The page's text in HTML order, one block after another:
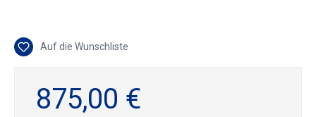
Auf die Wunschliste
875,00 €